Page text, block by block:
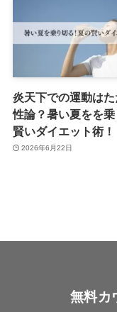
炎天下での運動は
性論？暑い夏をを
賢いダイエット術！
2026年6月22日
無料カ